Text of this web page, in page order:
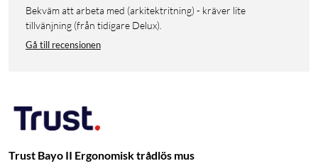
Bekväm att arbeta med (arkitektritning) - kräver lite
tillvänjning (från tidigare Delux).
Gå till recensionen
Trust Bayo II Ergonomisk trådlös mus